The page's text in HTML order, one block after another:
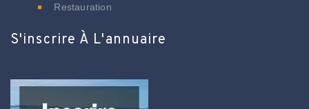
Restauration
S'inscrire À L'annuaire